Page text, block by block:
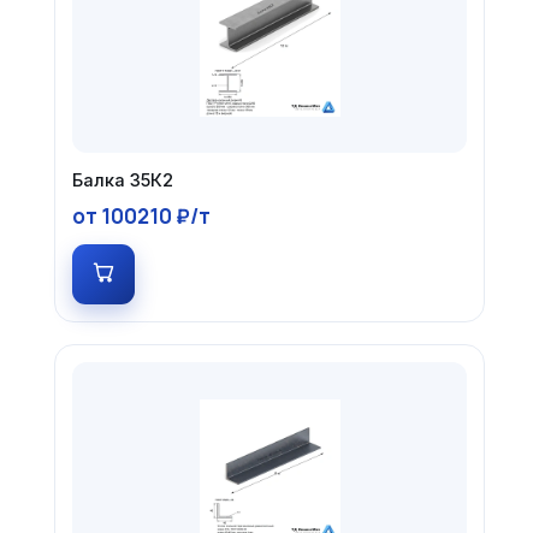
Балка 35К2
от 100210 ₽/т